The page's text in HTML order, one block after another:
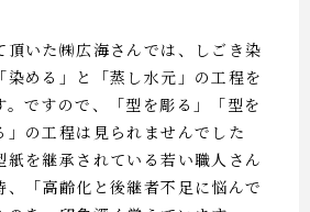
頂いた㈱広海さんでは、しごき染
染める」と「蒸し水元」の工程を
ですので、「型を彫る」「型を
」の工程は見られませんでした
紙を継承されている若い職人さん
、「高齢化と後継者不足に悩んで